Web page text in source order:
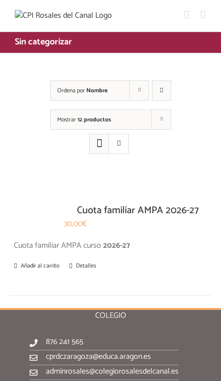
contenido
Sin categorizar
Ordena por Nombre
Mostrar12 productos
Cuota familiar AMPA 2026-27
30,00€
Cuota familiar AMPA curso2026-27
Añadir al carrito Detalles
COLEGIO
876 241 565
cprdczaragoza@educa.aragon.es
adminrosales@colegiorosalesdelcanal.es